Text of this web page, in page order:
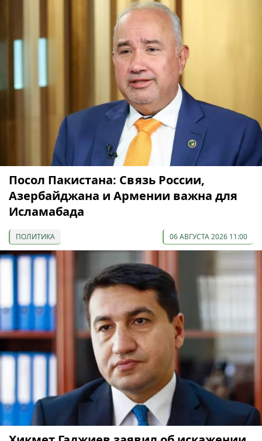
Посол Пакистана: Связь России,
Азербайджана и Армении важна для
Исламабада
ПОЛИТИКА 06 АВГУСТА 2026 11:00